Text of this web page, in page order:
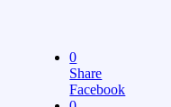
0
Share
Facebook